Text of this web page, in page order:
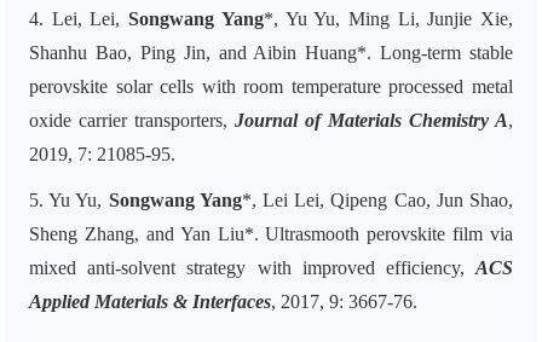
4. Lei, Lei,Songwang Yang*, Yu Yu, Ming Li, Junjie Xie,
Shanhu Bao, Ping Jin, and Aibin Huang*. Long-term stable
perovskite solar cells with room temperature processed metal
oxide carrier transporters, Journal of Materials Chemistry A,
2019, 7: 21085-95.
5. Yu Yu, Songwang Yang*, Lei Lei, Qipeng Cao, Jun Shao,
Sheng Zhang, and Yan Liu*. Ultrasmooth perovskite film via
mixed anti-solvent strategy with improved efficiency, ACS
Applied Materials & Interfaces, 2017, 9: 3667-76.